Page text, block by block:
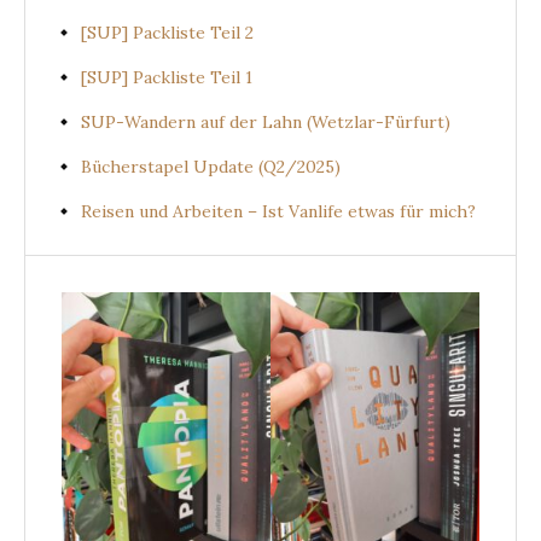
[SUP] Packliste Teil 2
[SUP] Packliste Teil 1
SUP-Wandern auf der Lahn (Wetzlar-Fürfurt)
Bücherstapel Update (Q2/2025)
Reisen und Arbeiten – Ist Vanlife etwas für mich?